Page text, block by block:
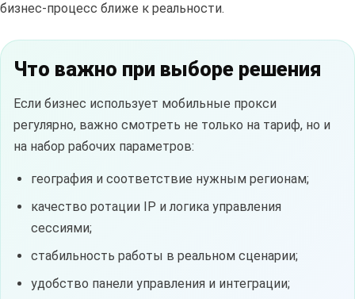
бизнес-процесс ближе к реальности.
Что важно при выборе решения
Если бизнес использует мобильные прокси
регулярно, важно смотреть не только на тариф, но и
на набор рабочих параметров:
география и соответствие нужным регионам;
качество ротации IP и логика управления
сессиями;
стабильность работы в реальном сценарии;
удобство панели управления и интеграции;